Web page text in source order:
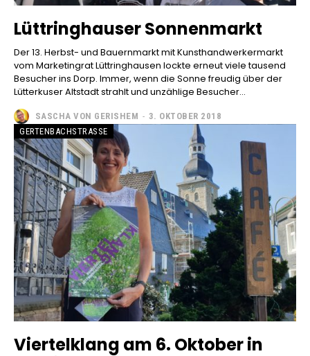
Lüttringhauser Sonnenmarkt
Der 13. Herbst- und Bauernmarkt mit Kunsthandwerkermarkt
vom Marketingrat Lüttringhausen lockte erneut viele tausend
Besucher ins Dorp. Immer, wenn die Sonne freudig über der
Lütterkuser Altstadt strahlt und unzählige Besucher...
SASCHA VON GERISHEM - 3. OKTOBER 2018
GERTENBACHSTRASSE
Viertelklang am 6. Oktober in